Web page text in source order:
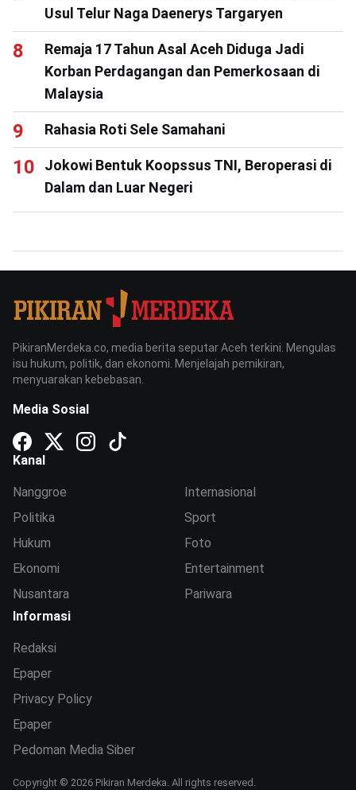
Usul Telur Naga Daenerys Targaryen
Remaja 17 Tahun Asal Aceh Diduga Jadi
Korban Perdagangan dan Pemerkosaan di
Malaysia
Rahasia Roti Sele Samahani
Jokowi Bentuk Koopssus TNI, Beroperasi di
Dalam dan Luar Negeri
PikiranMerdeka.co, media berita seputar Aceh terkini. Mengulas
isu hukum, politik, dan ekonomi. Menjelajah pemikiran,
menyuarakan kebebasan.
Media Sosial
Kanal
Nanggroe
Politika
Hukum
Ekonomi
Nusantara
Internasional
Sport
Foto
Entertainment
Pariwara
Informasi
Redaksi
Epaper
Privacy Policy
Epaper
Pedoman Media Siber
Copyright © 2026 Pikiran Merdeka. All rights reserved.